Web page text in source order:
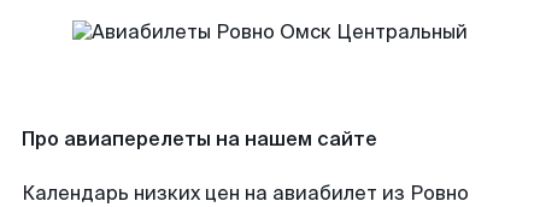
Про авиаперелеты на нашем сайте
Календарь низких цен на авиабилет из Ровно